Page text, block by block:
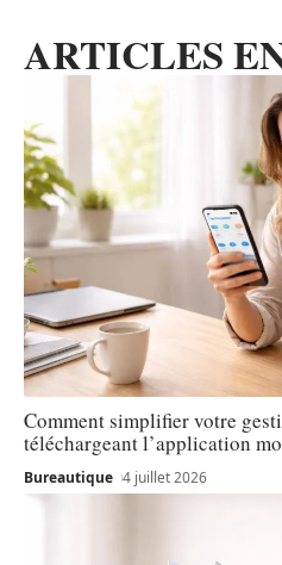
ARTICLES
Comment simplifier votre
téléchargeant l’application
Bureautique 4 juillet 2026